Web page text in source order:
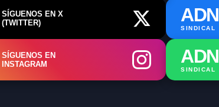
SÍGUENOS EN X
(TWITTER)
ADN
SINDICAL
SÍGUENOS EN
INSTAGRAM
ADN
SINDICAL